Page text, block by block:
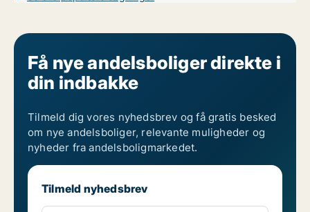
Få nye andelsboliger direkte i
din indbakke
Tilmeld dig vores nyhedsbrev og få gratis besked
om nye andelsboliger, relevante muligheder og
nyheder fra andelsboligmarkedet.
Tilmeld nyhedsbrev